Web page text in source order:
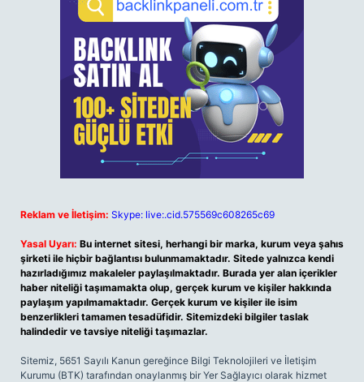
Reklam ve İletişim: Skype: live:.cid.575569c608265c69
Yasal Uyarı: Bu internet sitesi, herhangi bir marka, kurum veya şahıs
şirketi ile hiçbir bağlantısı bulunmamaktadır. Sitede yalnızca kendi
hazırladığımız makaleler paylaşılmaktadır. Burada yer alan içerikler
haber niteliği taşımamakta olup, gerçek kurum ve kişiler hakkında
paylaşım yapılmamaktadır. Gerçek kurum ve kişiler ile isim
benzerlikleri tamamen tesadüfidir. Sitemizdeki bilgiler taslak
halindedir ve tavsiye niteliği taşımazlar.
Sitemiz, 5651 Sayılı Kanun gereğince Bilgi Teknolojileri ve İletişim
Kurumu (BTK) tarafından onaylanmış bir Yer Sağlayıcı olarak hizmet